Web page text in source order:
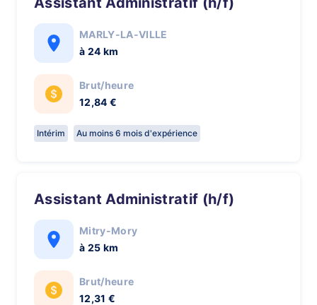
MARLY-LA-VILLE
à 24 km
Brut/heure
12,84 €
Intérim Au moins 6 mois d'expérience
Assistant Administratif (h/f)
Mitry-Mory
à 25 km
Brut/heure
12,31 €